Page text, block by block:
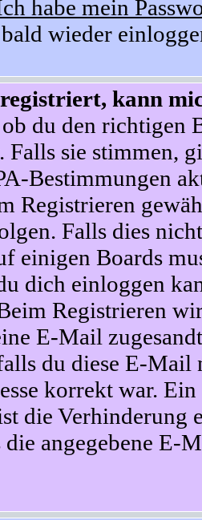
habe mein
wieder
kann
du den richtigen
Falls sie stimmen,
Bestimmungen
Registrieren
Falls dies
einigen Boards
dich einloggen
Registrieren
E-Mail
du diese E-Mail
korrekt war.
die Verhinderung
die angegebene